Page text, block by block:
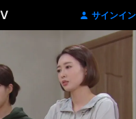
サインイン